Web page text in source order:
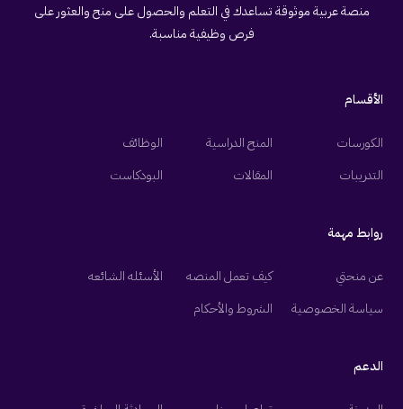
منصة عربية موثوقة تساعدك في التعلم والحصول على منح والعثور على
فرص وظيفية مناسبة.
الأقسام
الكورسات المنح الدراسية
الوظائف
التدريبات
المقالات البودكاست
روابط مهمة
عن منحتي كيف تعمل المنصه
الأسئله الشائعه
سياسة الخصوصية
الشروط والأحكام
الدعم